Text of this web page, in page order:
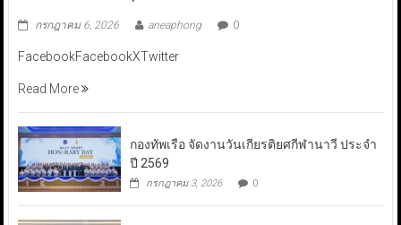
กรกฎาคม 6, 2026 aneaphong 0
FacebookFacebookXTwitter
Read More
กองทัพเรือ จัดงานวันเกียรติยศกีฬานาวี ประจำ
ปี 2569
กรกฎาคม 3, 2026 0